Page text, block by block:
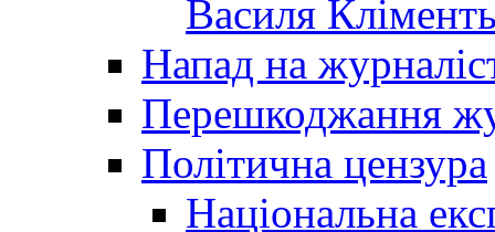
Василя
Напад на
Перешкоджання
Політична цензура
Національна